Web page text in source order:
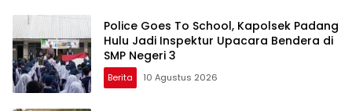
Police Goes To School, Kapolsek Padang
Hulu Jadi Inspektur Upacara Bendera di
SMP Negeri 3
Berita 10 Agustus 2026